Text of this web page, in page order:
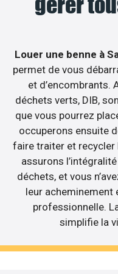
Louer une benne à
permet de vous
et d’encombrants.
déchets verts, DIB,
que vous pourrez
occuperons ensuite
faire traiter et recycler
assurons
déchets, et vous
leur acheminement
professionnelle.
simplifie la